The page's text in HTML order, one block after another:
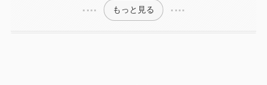
もっと見る